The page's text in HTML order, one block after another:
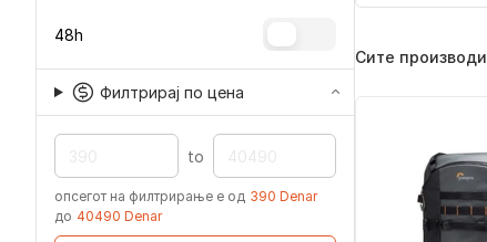
48h
Филтрирај по цена
to
опсегот на филтрирање е од 390 Denar
до 40490 Denar
Сите производи